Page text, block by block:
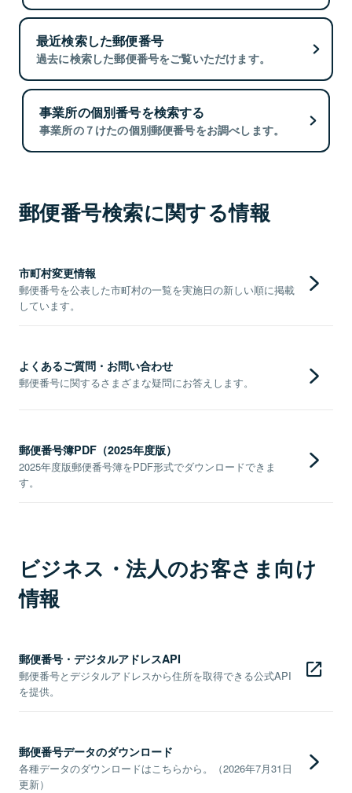
最近検索した郵便番号
過去に検索した郵便番号をご覧いただけます。
事業所の個別番号を検索する
事業所の７けたの個別郵便番号をお調べします。
郵便番号検索に関する情報
市町村変更情報
郵便番号を公表した市町村の一覧を実施日の新しい順に掲載
しています。
よくあるご質問・お問い合わせ
郵便番号に関するさまざまな疑問にお答えします。
郵便番号簿PDF（2025年度版）
2025年度版郵便番号簿をPDF形式でダウンロードできま
す。
ビジネス・法人のお客さま向け
情報
郵便番号・デジタルアドレスAPI
郵便番号とデジタルアドレスから住所を取得できる公式API
を提供。
郵便番号データのダウンロード
各種データのダウンロードはこちらから。（2026年7月31日
更新）